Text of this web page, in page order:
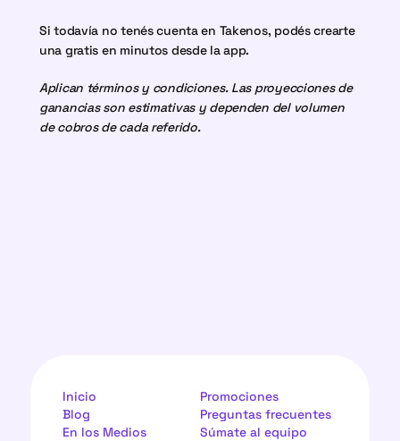
Si todavía no tenés cuenta en Takenos, podés crearte
una gratis en minutos desde la app.
Aplican términos y condiciones. Las proyecciones de
ganancias son estimativas y dependen del volumen
de cobros de cada referido.
Inicio
Blog
En los Medios
Promociones
Preguntas frecuentes
Súmate al equipo